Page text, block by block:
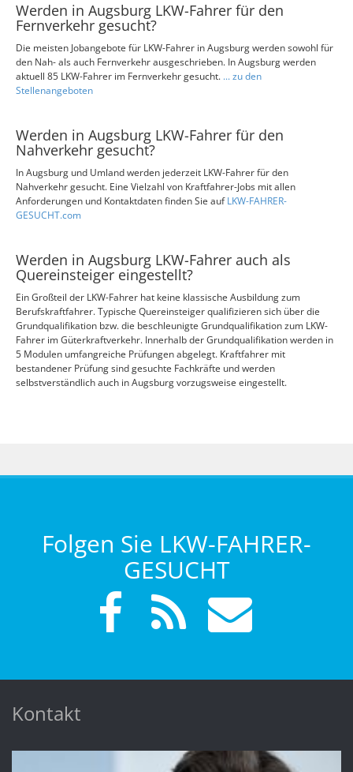
Werden in Augsburg LKW-Fahrer für den
Fernverkehr gesucht?
Die meisten Jobangebote für LKW-Fahrer in Augsburg werden sowohl für
den Nah- als auch Fernverkehr ausgeschrieben. In Augsburg werden
aktuell 85 LKW-Fahrer im Fernverkehr gesucht. ... zu den
Stellenangeboten
Werden in Augsburg LKW-Fahrer für den
Nahverkehr gesucht?
In Augsburg und Umland werden jederzeit LKW-Fahrer für den
Nahverkehr gesucht. Eine Vielzahl von Kraftfahrer-Jobs mit allen
Anforderungen und Kontaktdaten finden Sie aufLKW-FAHRER-
GESUCHT.com
Werden in Augsburg LKW-Fahrer auch als
Quereinsteiger eingestellt?
Ein Großteil der LKW-Fahrer hat keine klassische Ausbildung zum
Berufskraftfahrer. Typische Quereinsteiger qualifizieren sich über die
Grundqualifikation bzw. die beschleunigte Grundqualifikation zum LKW-
Fahrer im Güterkraftverkehr. Innerhalb der Grundqualifikation werden in
5 Modulen umfangreiche Prüfungen abgelegt. Kraftfahrer mit
bestandener Prüfung sind gesuchte Fachkräfte und werden
selbstverständlich auch in Augsburg vorzugsweise eingestellt.
Folgen Sie LKW-FAHRER-
GESUCHT
Kontakt